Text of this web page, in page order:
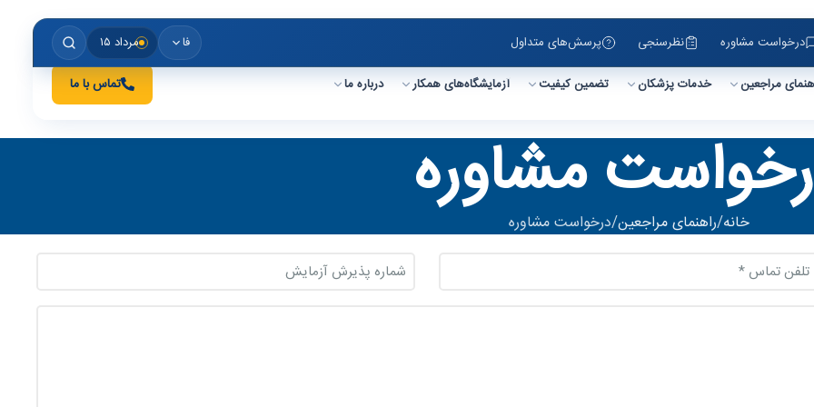
درخواست مشاوره نظرسنجی پرسش‌های متداول فا مرداد ۱۵
مراجعین خدمات پزشکان تضمین کیفیت آزمایشگاه‌های همکار درباره ما تماس با ما
مشاوره خانه راهنمای مراجعین درخواست مشاوره
تلفن
تماس
شماره
پذیرش